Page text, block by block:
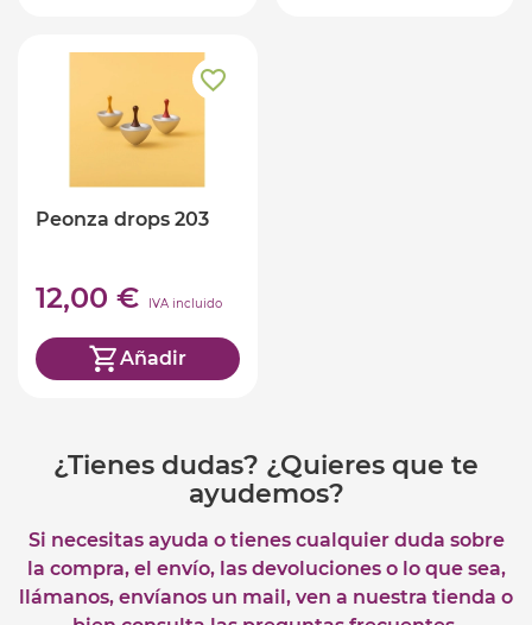
Peonza drops 203
12,00 € IVA incluido
Añadir
¿Tienes dudas? ¿Quieres que te
ayudemos?
Si necesitas ayuda o tienes cualquier duda sobre
la compra, el envío, las devoluciones o lo que sea,
llámanos, envíanos un mail, ven a nuestra tienda o